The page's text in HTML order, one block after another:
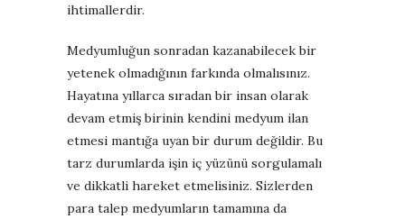
ihtimallerdir.
Medyumluğun sonradan kazanabilecek bir
yetenek olmadığının farkında olmalısınız.
Hayatına yıllarca sıradan bir insan olarak
devam etmiş birinin kendini medyum ilan
etmesi mantığa uyan bir durum değildir. Bu
tarz durumlarda işin iç yüzünü sorgulamalı
ve dikkatli hareket etmelisiniz. Sizlerden
para talep medyumların tamamına da